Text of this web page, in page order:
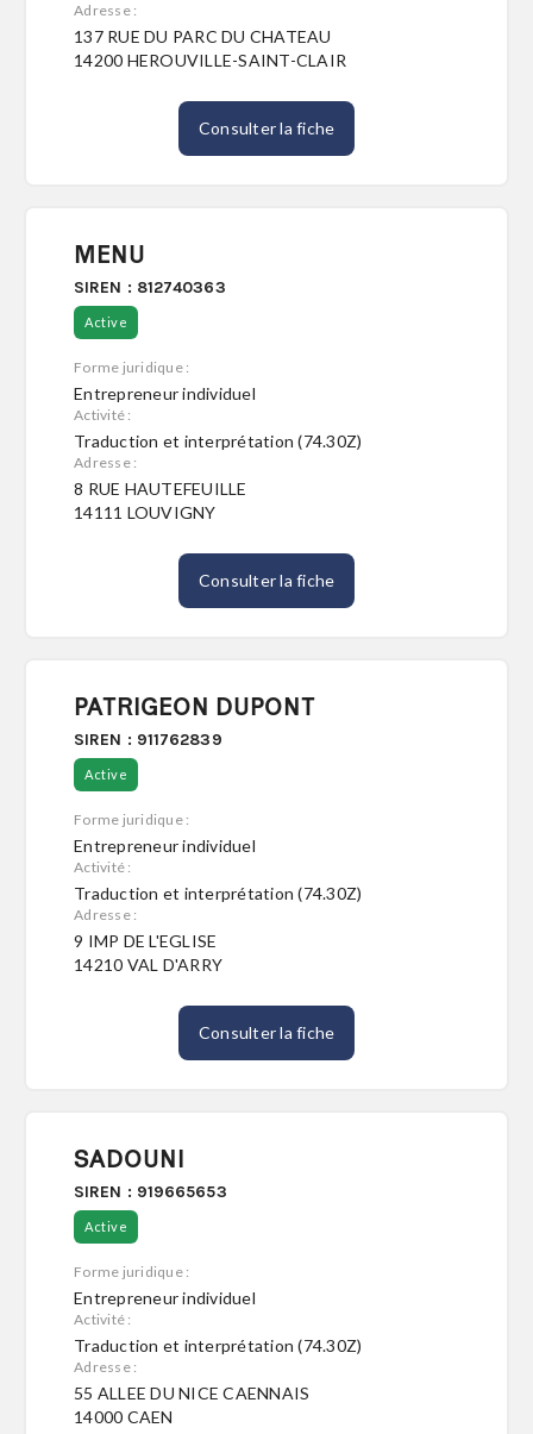
Adresse :
137 RUE DU PARC DU CHATEAU
14200 HEROUVILLE-SAINT-CLAIR
Consulter la fiche
MENU
SIREN : 812740363
Active
Forme juridique :
Entrepreneur individuel
Activité :
Traduction et interprétation (74.30Z)
Adresse :
8 RUE HAUTEFEUILLE
14111 LOUVIGNY
Consulter la fiche
PATRIGEON DUPONT
SIREN : 911762839
Active
Forme juridique :
Entrepreneur individuel
Activité :
Traduction et interprétation (74.30Z)
Adresse :
9 IMP DE L'EGLISE
14210 VAL D'ARRY
Consulter la fiche
SADOUNI
SIREN : 919665653
Active
Forme juridique :
Entrepreneur individuel
Activité :
Traduction et interprétation (74.30Z)
Adresse :
55 ALLEE DU NICE CAENNAIS
14000 CAEN